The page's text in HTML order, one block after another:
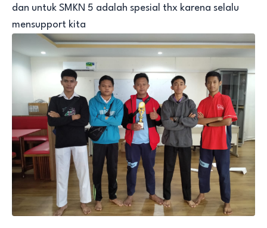
dan untuk SMKN 5 adalah spesial thx karena selalu
mensupport kita